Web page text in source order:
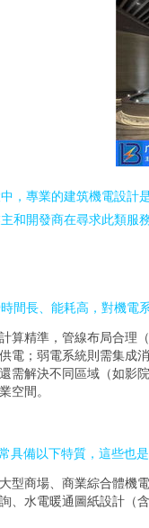
，專業的建筑機電設
和開發商在尋求此類服
間長、能耗高，對機電
算精準，管線布局合理
；弱電系統則需集成
需解決不同區域（如影
空間。
具備以下特質，這些也
型商場、商業綜合體機
、水電暖通圖紙設計（